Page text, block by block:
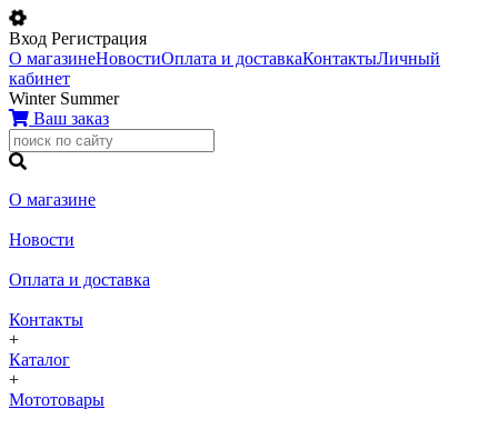
Вход Регистрация
О магазинеНовостиОплата и доставкаКонтактыЛичный
кабинет
Winter Summer
Ваш заказ
О магазине
Новости
Оплата и доставка
Контакты
+
Каталог
+
Мототовары